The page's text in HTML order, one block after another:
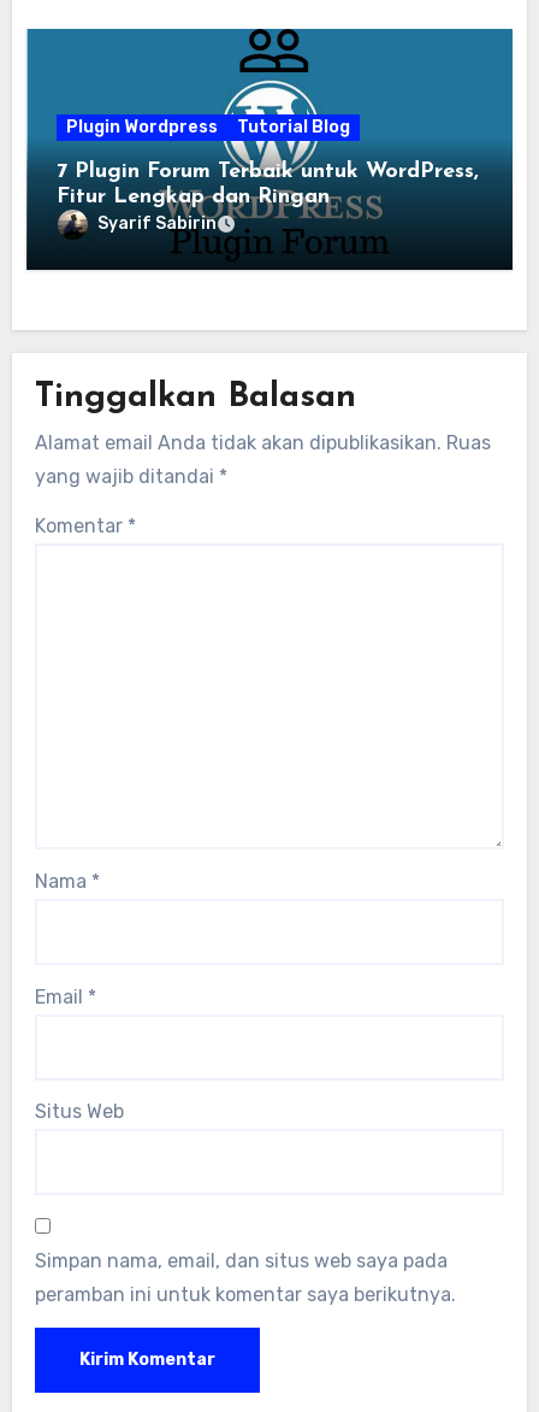
Plugin Wordpress Tutorial Blog
7 Plugin Forum Terbaik untuk WordPress,
Fitur Lengkap dan Ringan
Syarif Sabirin
Tinggalkan Balasan
Alamat email Anda tidak akan dipublikasikan. Ruas
yang wajib ditandai *
Komentar *
Nama *
Email *
Situs Web
Simpan nama, email, dan situs web saya pada
peramban ini untuk komentar saya berikutnya.